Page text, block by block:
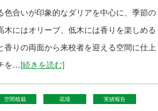
色合いが印象的なダリアを中心に、季節の
木にはオリーブ、低木には香りを楽しめる
香りの両面から来校者を迎える空間に仕上
を… [続きを読む]
空間植栽 花壇 実績報告